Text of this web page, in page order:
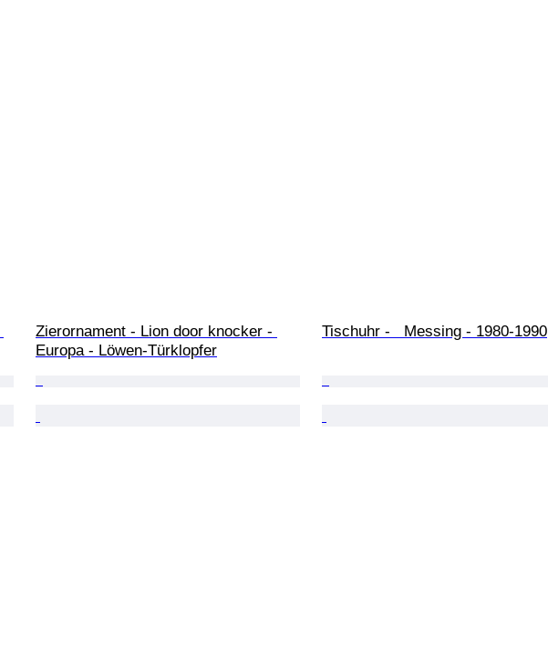
Zierornament - Lion door knocker -
Europa - Löwen-Türklopfer
Tischuhr -   Messing - 1980-1990